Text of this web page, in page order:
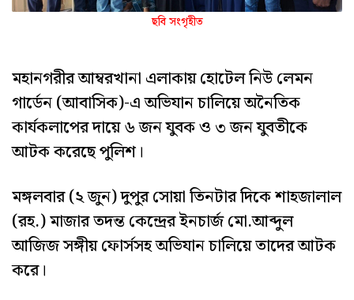
ছবি সংগৃহীত
মহানগরীর আম্বরখানা এলাকায় হোটেল নিউ লেমন
গার্ডেন (আবাসিক)-এ অভিযান চালিয়ে অনৈতিক
কার্যকলাপের দায়ে ৬ জন যুবক ও ৩ জন যুবতীকে
আটক করেছে পুলিশ।
মঙ্গলবার (২ জুন) দুপুর সোয়া তিনটার দিকে শাহজালাল
(রহ.) মাজার তদন্ত কেন্দ্রের ইনচার্জ মো.আব্দুল
আজিজ সঙ্গীয় ফোর্সসহ অভিযান চালিয়ে তাদের আটক
করে।